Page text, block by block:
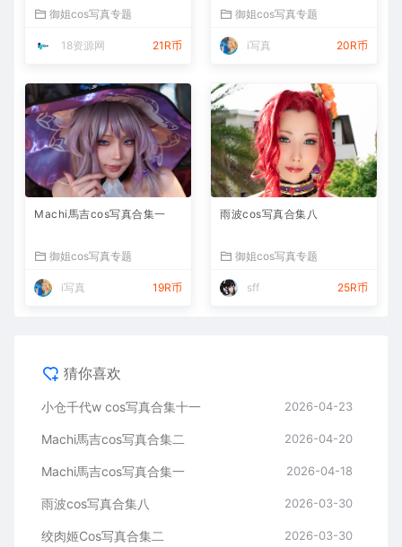
御姐cos写真专题
18资源网 21R币
御姐cos写真专题
i写真 20R币
Machi馬吉cos写真合集一
御姐cos写真专题
i写真 19R币
雨波cos写真合集八
御姐cos写真专题
sff 25R币
猜你喜欢
小仓千代w cos写真合集十一 2026-04-23
Machi馬吉cos写真合集二 2026-04-20
Machi馬吉cos写真合集一 2026-04-18
雨波cos写真合集八 2026-03-30
绞肉姬Cos写真合集二 2026-03-30